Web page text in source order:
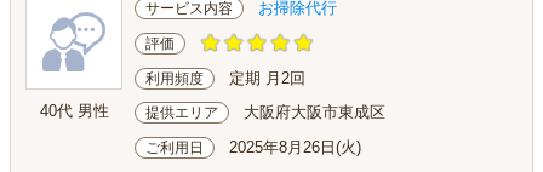
40代 男性
サービス内容 お掃除代行
評価
利用頻度 定期 月2回
提供エリア 大阪府大阪市東成区
ご利用日 2025年8月26日(火)